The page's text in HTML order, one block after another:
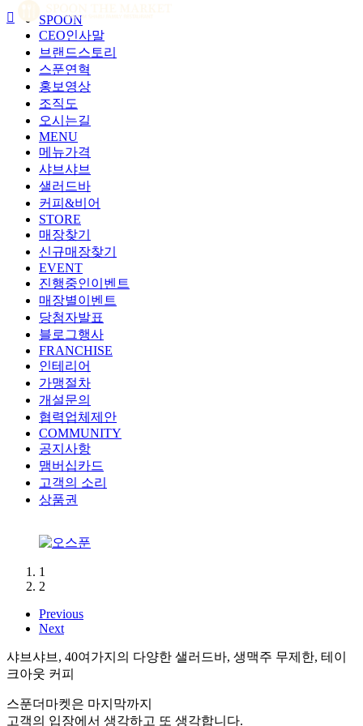
SPOON
CEO인사말
브랜드스토리
스푼연혁
홍보영상
조직도
오시는길
MENU
메뉴가격
샤브샤브
샐러드바
커피&비어
STORE
매장찾기
신규매장찾기
EVENT
진행중인이벤트
매장별이벤트
당첨자발표
블로그행사
FRANCHISE
인테리어
가맹절차
개설문의
협력업체제안
COMMUNITY
공지사항
맴버십카드
고객의 소리
상품권

1
2
Previous
Next
샤브샤브, 40여가지의 다양한 샐러드바, 생맥주 무제한, 테이
크아웃 커피
스푼더마켓은 마지막까지
고객의 입장에서 생각하고 또 생각합니다.